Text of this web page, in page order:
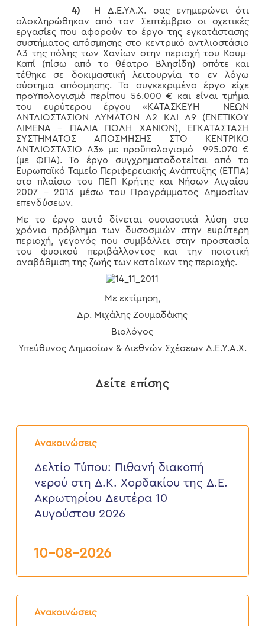
4)
Η Δ.Ε.ΥΑ.Χ. σας ενημερώνει ότι
ολοκληρώθηκαν από τον Σεπτέμβριο οι σχετικές
εργασίες που αφορούν το έργο της εγκατάστασης
συστήματος απόσμησης στο κεντρικό αντλιοστάσιο
Α3 της πόλης των Χανίων στην περιοχή του Κουμ-
Καπί (πίσω από το θέατρο Βλησίδη) οπότε και
τέθηκε σε δοκιμαστική λειτουργία το εν λόγω
σύστημα απόσμησης. Το συγκεκριμένο έργο είχε
προΥπολογισμό περίπου 56.000 € και είναι τμήμα
του ευρύτερου έργου «ΚΑΤΑΣΚΕΥΗ ΝΕΩΝ
ΑΝΤΛΙΟΣΤΑΣΙΩΝ ΛΥΜΑΤΩΝ Α2 ΚΑΙ Α9 (ΕΝΕΤΙΚΟΥ
ΛΙΜΕΝΑ – ΠΑΛΙΑ ΠΟΛΗ ΧΑΝΙΩΝ), ΕΓΚΑΤΑΣΤΑΣΗ
ΣΥΣΤΗΜΑΤΟΣ ΑΠΟΣΜΗΣΗΣ ΣΤΟ ΚΕΝΤΡΙΚΟ
ΑΝΤΛΙΟΣΤΑΣΙΟ Α3» με προϋπολογισμό 995.070 €
(με ΦΠΑ). Το έργο συγχρηματοδοτείται από το
Ευρωπαϊκό Ταμείο Περιφερειακής Ανάπτυξης (ΕΤΠΑ)
στο πλαίσιο του ΠΕΠ Κρήτης και Νήσων Αιγαίου
2007 – 2013 μέσω του Προγράμματος Δημοσίων
επενδύσεων.
Με το έργο αυτό δίνεται ουσιαστικά λύση στο
χρόνιο πρόβλημα των δυσοσμιών στην ευρύτερη
περιοχή, γεγονός που συμβάλλει στην προστασία
του φυσικού περιβάλλοντος και την ποιοτική
αναβάθμιση της ζωής των κατοίκων της περιοχής.
Με εκτίμηση,
Δρ. Μιχάλης Ζουμαδάκης
Βιολόγος
Υπεύθυνος Δημοσίων & Διεθνών Σχέσεων Δ.Ε.Υ.Α.Χ.
Δείτε επίσης
Ανακοινώσεις
Δελτίο
Τύπου:
διακοπή
νερού
Χορδακίου
Δευτέρα
2026
Δελτίο Τύπου: Πιθανή διακοπή
νερού στη Δ.Κ. Χορδακίου της Δ.Ε.
Ακρωτηρίου Δευτέρα 10
Αυγούστου 2026
10-08-2026
Ανακοινώσεις
Δελτίο
Τύπου: